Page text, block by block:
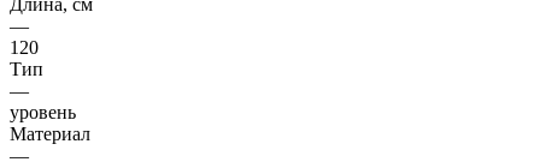
—
120
Тип
—
уровень
Материал
—